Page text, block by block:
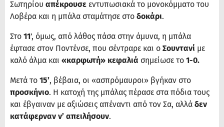
Σωτηρίου απέκρουσε εντυπωσιακά το μονοκόμματο του
Λοβέρα και η μπάλα σταμάτησε στο δοκάρι.
Στο 11’, όμως, από λάθος πάσα στην άμυνα, η μπάλα
έφτασε στον Ποντένσε, που σέντραρε και ο Σουντανί με
καλό άλμα και «καρφωτή» κεφαλιά σημείωσε το 1-0.
Μετά το 15’, βέβαια, οι «ασπρόμαυροι» βγήκαν στο
προσκήνιο. Η κατοχή της μπάλας πέρασε στα πόδια τους
και έβγαιναν με αξιώσεις απέναντι από τον Σα, αλλά δεν
κατάφερναν ν’ απειλήσουν.